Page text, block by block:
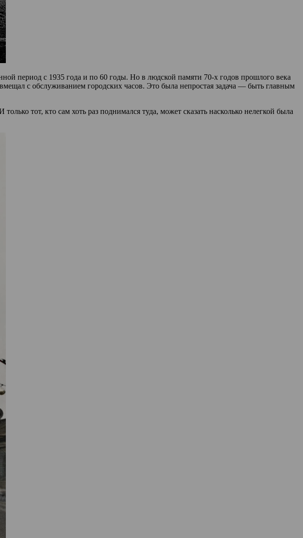
период с 1935 года и по 60 годы. Но в людской памяти 70-х годов прошлого века
с обслуживанием городских часов. Это была непростая задача — быть главным
тот, кто сам хоть раз поднимался туда, может сказать насколько нелегкой была